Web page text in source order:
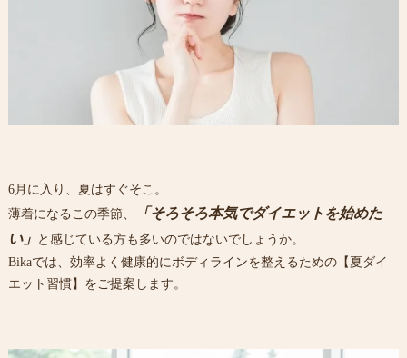
6月に入り、夏はすぐそこ。
薄着になるこの季節、
「そろそろ本気でダイエットを始めた
い」 と感じている方も多いのではないでしょうか。
Bikaでは、効率よく健康的にボディラインを整えるための【夏ダイ
エット習慣】をご提案します。